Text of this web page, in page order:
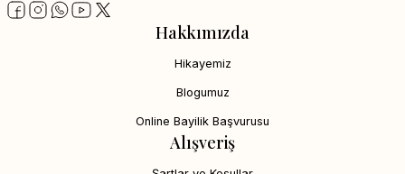
Hakkımızda
Hikayemiz
Blogumuz
Online Bayilik Başvurusu
Alışveriş